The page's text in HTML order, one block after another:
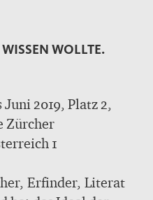
WOLLTE.
2019, Platz 2,
Zürcher
1
Erfinder, Literat